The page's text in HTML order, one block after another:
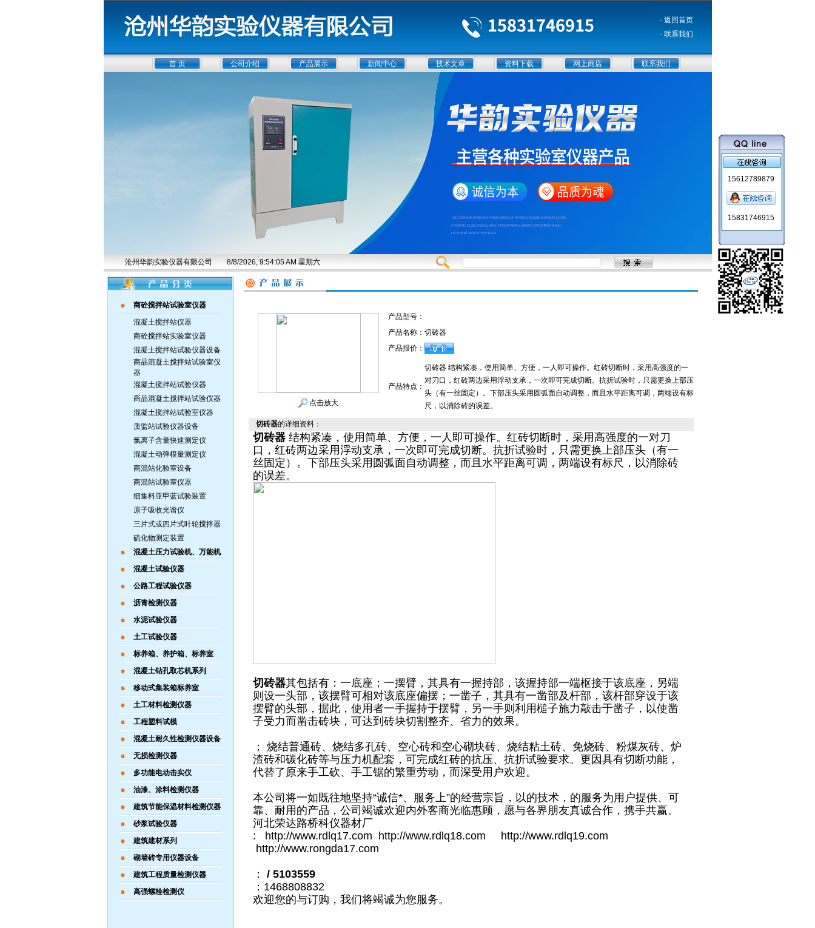
· 返回首页
· 联系我们
首 页 公司介绍 产品展示 新闻中心 技术文章 资料下载 网上商店 联系我们
沧州华韵实验仪器有限公司 8/8/2026, 9:54:05 AM 星期六
商砼搅拌站试验室仪器
混凝土搅拌站仪器
商砼搅拌站实验室仪器
混凝土搅拌站试验仪器设备
商品混凝土搅拌站试验室仪
器
混凝土搅拌站试验仪器
商品混凝土搅拌站试验仪器
混凝土搅拌站试验室仪器
质监站试验仪器设备
氯离子含量快速测定仪
混凝土动弹模量测定仪
商混站化验室设备
商混站试验室仪器
细集料亚甲蓝试验装置
原子吸收光谱仪
三片式或四片式叶轮搅拌器
硫化物测定装置
混凝土压力试验机、万能机
混凝土试验仪器
公路工程试验仪器
沥青检测仪器
水泥试验仪器
土工试验仪器
标养箱、养护箱、标养室
混凝土钻孔取芯机系列
移动式集装箱标养室
土工材料检测仪器
工程塑料试模
混凝土耐久性检测仪器设备
无损检测仪器
多功能电动击实仪
油漆、涂料检测仪器
建筑节能保温材料检测仪器
砂浆试验仪器
建筑建材系列
砌墙砖专用仪器设备
建筑工程质量检测仪器
高强螺栓检测仪
点击放大
产品型号：
产品名称： 切砖器
产品报价：
产品特点：
切砖器 结构紧凑，使用简单、方便，一人即可操作。红砖切断时，采用高强度的一
对刀口，红砖两边采用浮动支承，一次即可完成切断。抗折试验时，只需更换上部压
头（有一丝固定）。下部压头采用圆弧面自动调整，而且水平距离可调，两端设有标
尺，以消除砖的误差。
切砖器的详细资料：
切砖器 结构紧凑，使用简单、方便，一人即可操作。红砖切断时，采用高强度的一对刀
口，红砖两边采用浮动支承，一次即可完成切断。抗折试验时，只需更换上部压头（有一
丝固定）。下部压头采用圆弧面自动调整，而且水平距离可调，两端设有标尺，以消除砖
的误差。
切砖器其包括有：一底座；一摆臂，其具有一握持部，该握持部一端枢接于该底座，另端
则设一头部，该摆臂可相对该底座偏摆；一凿子，其具有一凿部及杆部，该杆部穿设于该
摆臂的头部，据此，使用者一手握持于摆臂，另一手则利用槌子施力敲击于凿子，以使凿
子受力而凿击砖块，可达到砖块切割整齐、省力的效果。
； 烧结普通砖、烧结多孔砖、空心砖和空心砌块砖、烧结粘土砖、免烧砖、粉煤灰砖、炉
渣砖和碳化砖等与压力机配套，可完成红砖的抗压、抗折试验要求。更因具有切断功能，
代替了原来手工砍、手工锯的繁重劳动，而深受用户欢迎。
本公司将一如既往地坚持“诚信*、服务上”的经营宗旨，以的技术，的服务为用户提供、可
靠、耐用的产品，公司竭诚欢迎内外客商光临惠顾，愿与各界朋友真诚合作，携手共赢。
河北荣达路桥科仪器材厂
: http://www.rdlq17.com http://www.rdlq18.com http://www.rdlq19.com
http://www.rongda17.com
：
/ 5103559
：1468808832
欢迎您的与订购，我们将竭诚为您服务。
15612789879
15831746915